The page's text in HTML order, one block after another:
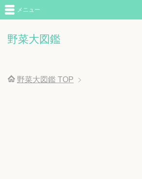
野菜大図鑑
メニュー
野菜大図鑑 TOP